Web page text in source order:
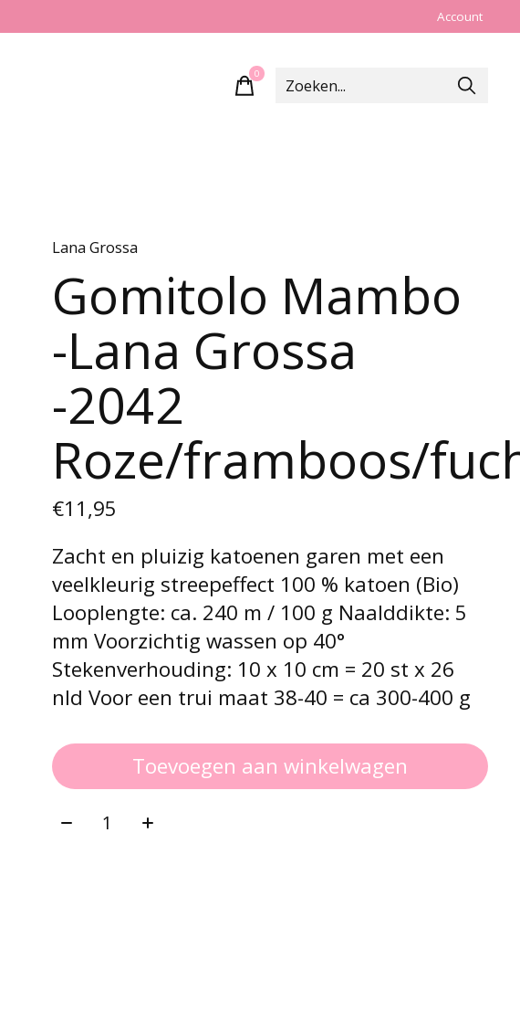
Account
0items
Lana Grossa
Gomitolo Mambo
-Lana Grossa
-2042
Roze/framboos/
€11,95
Zacht en pluizig katoenen garen met een
veelkleurig streepeffect 100 % katoen (Bio)
Looplengte: ca. 240 m / 100 g Naalddikte: 5
mm Voorzichtig wassen op 40°
Stekenverhouding: 10 x 10 cm = 20 st x 26
nld Voor een trui maat 38-40 = ca 300-400 g
Toevoegen aan winkelwagen
Aantal: